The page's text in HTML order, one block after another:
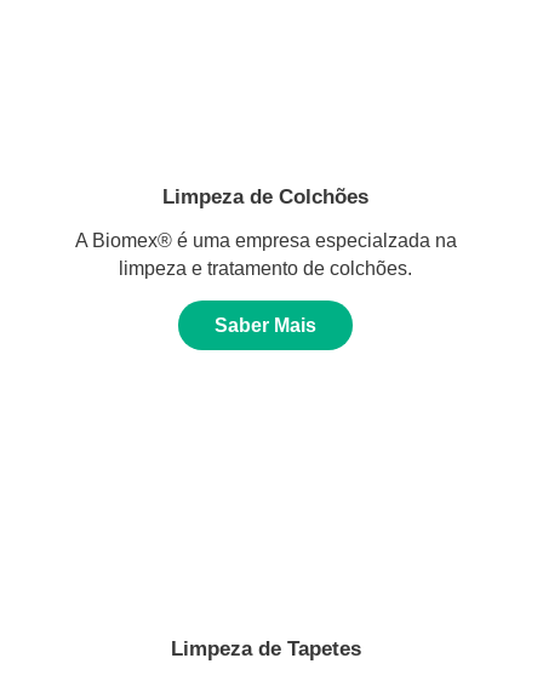
Limpeza de Colchões
A Biomex® é uma empresa especialzada na
limpeza e tratamento de colchões.
Saber Mais
Limpeza de Tapetes